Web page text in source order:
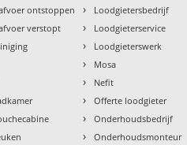
ontstoppen
verstopt
› Loodgietersbedrijf
› Loodgieterservice
› Loodgieterswerk
› Mosa
› Nefit
› Offerte loodgieter
› Onderhoudsbedrijf
› Onderhoudsmonteur